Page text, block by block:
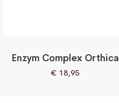
Enzym Complex Orthica
€ 18,95